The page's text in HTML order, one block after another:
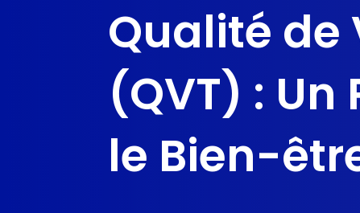
Qualité de
(QVT) :
le Bien-